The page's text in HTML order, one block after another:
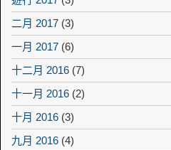
二月 2017 (3)
一月 2017 (6)
十二月 2016 (7)
十一月 2016 (2)
十月 2016 (3)
九月 2016 (4)